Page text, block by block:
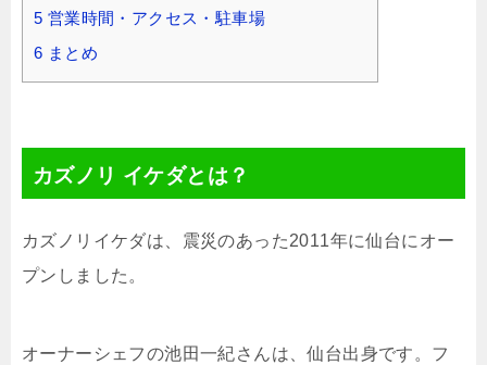
5 営業時間・アクセス・駐車場
6 まとめ
カズノリ イケダとは？
カズノリイケダは、震災のあった2011年に仙台にオー
プンしました。
オーナーシェフの池田一紀さんは、仙台出身です。フ